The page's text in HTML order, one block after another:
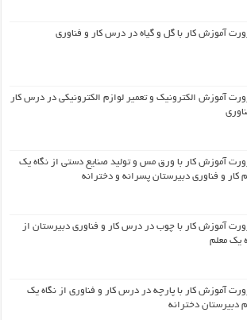
آموزش کار با گل و گیاه در درس کار و فناوری
آموزش الکترونیک و تعمیر لوازم الکترونیکی در درس کار
آموزش کار با ورق مس و تولید صنایع دستی از نگاه یک
کار و فناوری دبیرستان پسرانه و دخترانه
آموزش کار با چوب در درس کار و فناوری دبیرستان از
یک معلم
آموزش کار با پارچه در درس کار و فناوری از نگاه یک
دبیرستان دخترانه